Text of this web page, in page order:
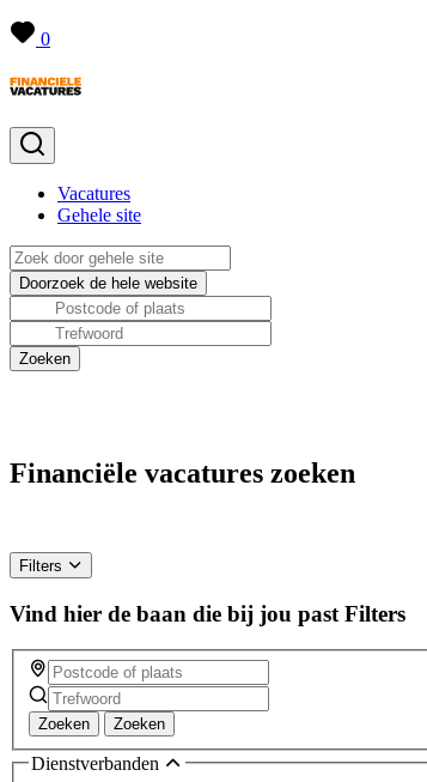
0
Vacatures
Gehele site
Financiële vacatures zoeken
Filters
Vind hier de baan die bij jou past Filters
Zoeken Zoeken
Dienstverbanden